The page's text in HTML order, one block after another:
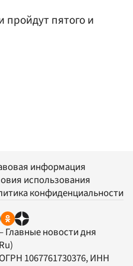
пятого и
информация
использования
конфиденциальности
Главные новости дня
1067761730376, ИНН